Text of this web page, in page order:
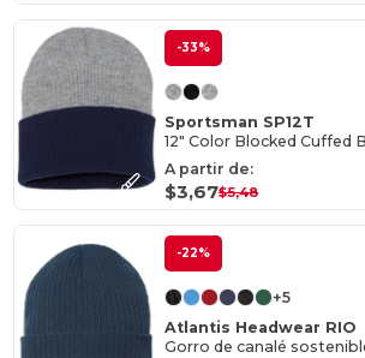
-33%
Sportsman SP12T
12" Color Blocked Cuffed
A partir de:
$3,67$5,48
-22%
+5
Atlantis Headwear RIO
Gorro de canalé